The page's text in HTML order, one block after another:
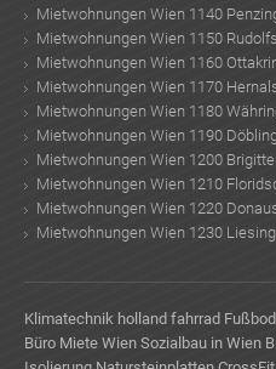
Mietwohnungen Wien 1140
Mietwohnungen Wien 1150
Mietwohnungen Wien 1160
Mietwohnungen Wien 1170
Mietwohnungen Wien 1180
Mietwohnungen Wien 1190
Mietwohnungen Wien 1200
Mietwohnungen Wien 1210
Mietwohnungen Wien 1220
Mietwohnungen Wien 1230 Liesing
Klimatechnik holland fahrrad
Büro Miete Wien Sozialbau in Wien